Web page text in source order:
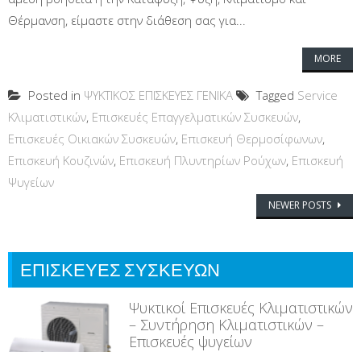
Θέρμανση, είμαστε στην διάθεση σας για...
MORE
Posted in ΨΥΚΤΙΚΟΣ ΕΠΙΣΚΕΥΕΣ ΓΕΝΙΚΑ Tagged Service
Κλιματιστικών, Επισκευές Επαγγελματικών Συσκευών,
Επισκευές Οικιακών Συσκευών, Επισκευή Θερμοσίφωνων,
Επισκευή Κουζινών, Επισκευή Πλυντηρίων Ρούχων, Επισκευή
Ψυγείων
NEWER POSTS
ΕΠΙΣΚΕΥΕΣ ΣΥΣΚΕΥΩΝ
Ψυκτικοί Επισκευές Κλιματιστικών
– Συντήρηση Κλιματιστικών –
Επισκευές ψυγείων